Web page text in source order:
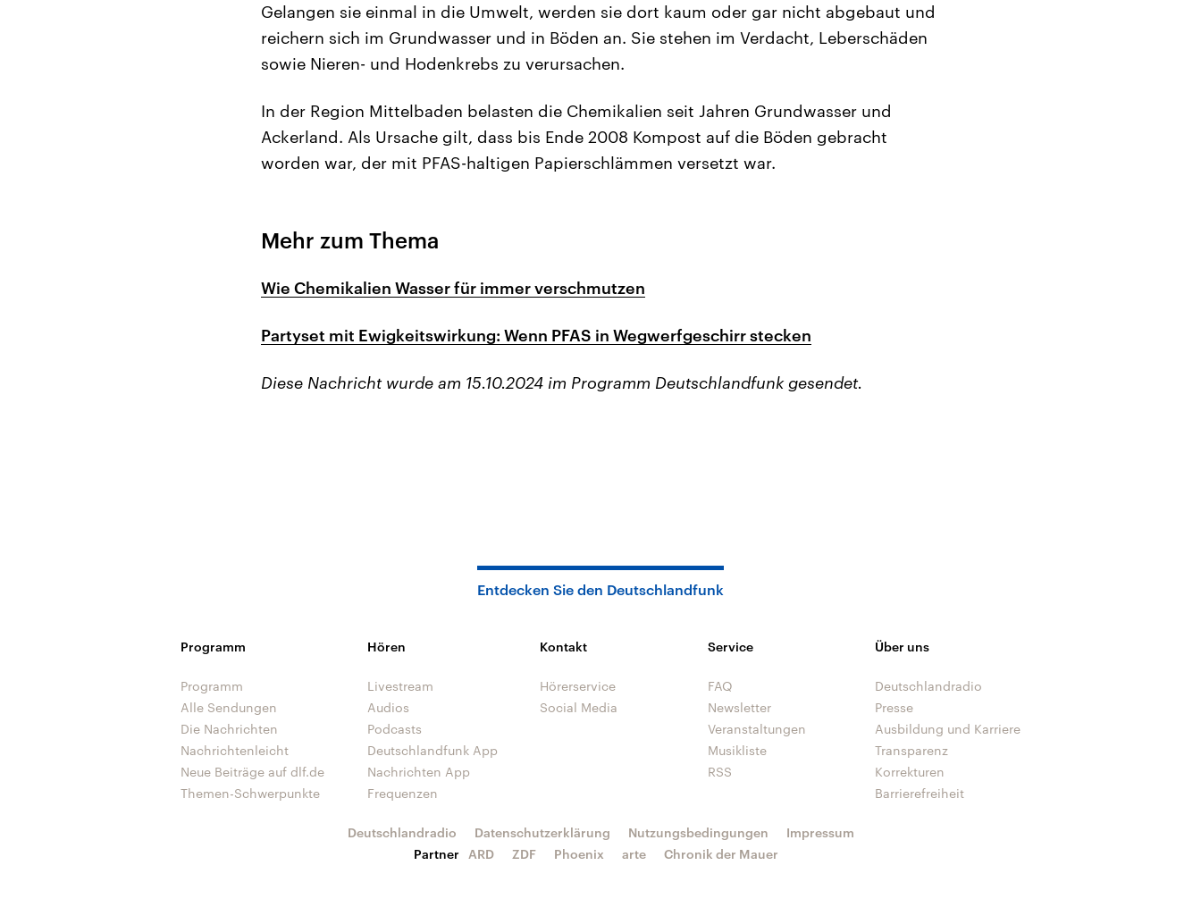
Gelangen sie einmal in die Umwelt, werden sie dort kaum oder gar nicht abgebaut und
reichern sich im Grundwasser und in Böden an. Sie stehen im Verdacht, Leberschäden
sowie Nieren- und Hodenkrebs zu verursachen.
In der Region Mittelbaden belasten die Chemikalien seit Jahren Grundwasser und
Ackerland. Als Ursache gilt, dass bis Ende 2008 Kompost auf die Böden gebracht
worden war, der mit PFAS-haltigen Papierschlämmen versetzt war.
Mehr zum Thema
Wie Chemikalien Wasser für immer verschmutzen
Partyset mit Ewigkeitswirkung: Wenn PFAS in Wegwerfgeschirr stecken
Diese Nachricht wurde am 15.10.2024 im Programm Deutschlandfunk gesendet.
Entdecken Sie den Deutschlandfunk
Programm
Programm
Alle Sendungen
Die Nachrichten
Nachrichtenleicht
Neue Beiträge auf dlf.de
Themen-Schwerpunkte
Hören
Livestream
Audios
Podcasts
Deutschlandfunk App
Nachrichten App
Frequenzen
Kontakt
Hörerservice
Social Media
Service
FAQ
Newsletter
Veranstaltungen
Musikliste
RSS
Über uns
Deutschlandradio
Presse
Ausbildung und Karriere
Transparenz
Korrekturen
Barrierefreiheit
Deutschlandradio Datenschutzerklärung Nutzungsbedingungen
Impressum
Partner
ARD ZDF Phoenix arte Chronik der Mauer